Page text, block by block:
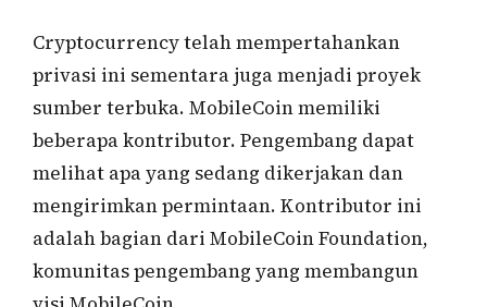
Cryptocurrency telah mempertahankan
privasi ini sementara juga menjadi proyek
sumber terbuka. MobileCoin memiliki
beberapa kontributor. Pengembang dapat
melihat apa yang sedang dikerjakan dan
mengirimkan permintaan. Kontributor ini
adalah bagian dari MobileCoin Foundation,
komunitas pengembang yang membangun